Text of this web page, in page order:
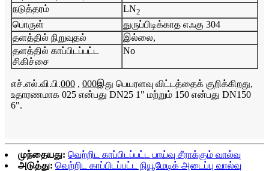
நடுத்தரம்
LN2
பொருள்
துருப்பிடிக்காத எஃகு 304
தளத்தில் நிறுவுதல்
இல்லை,
தளத்தில் காப்பிடப்பட்ட
சிகிச்சை
No
எச்.எல்.வி.பி.000 , 000இது பெயரளவு விட்டத்தைக் குறிக்கிறது,
உதாரணமாக 025 என்பது DN25 1" மற்றும் 150 என்பது DN150
6".
முந்தையது: வெற்றிட காப்பிடப்பட்ட பாய்வு சீராக்கும் வால்வு
அடுத்து: வெற்றிட காப்பிடப்பட்ட நியூமேடிக் அடைப்பு வால்வு